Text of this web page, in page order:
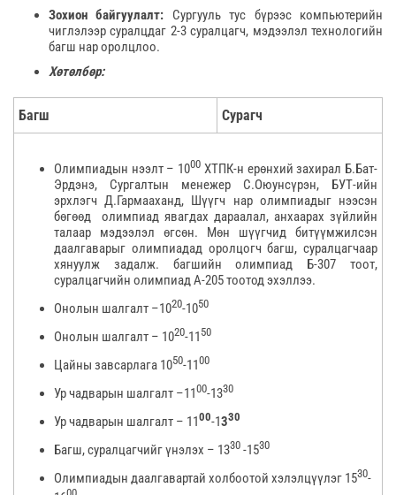
Зохион байгуулалт: Сургууль тус бүрээс компьютерийн
чиглэлээр суралцдаг 2-3 суралцагч, мэдээлэл технологийн
багш нар оролцлоо.
Хөтөлбөр:
Багш Сурагч
Олимпиадын нээлт – 1000 ХТПК-н ерөнхий захирал Б.Бат-
Эрдэнэ, Сургалтын менежер С.Оюунсүрэн, БУТ-ийн
эрхлэгч Д.Гармааханд, Шүүгч нар олимпиадыг нээсэн
бөгөөд олимпиад явагдах дараалал, анхаарах зүйлийн
талаар мэдээлэл өгсөн. Мөн шүүгчид битүүмжилсэн
даалгаварыг олимпиадад оролцогч багш, суралцагчаар
хянуулж задалж. багшийн олимпиад Б-307 тоот,
суралцагчийн олимпиад А-205 тоотод эхэллээ.
Онолын шалгалт –1020-1050
Онолын шалгалт – 1020-11 50
Цайны завсарлага 1050-11 00
Ур чадварын шалгалт –11 00-1330
Ур чадварын шалгалт – 11 00-1330
Багш, суралцагчийг үнэлэх – 1330 -1530
Олимпиадын даалгавартай холбоотой хэлэлцүүлэг 1530-